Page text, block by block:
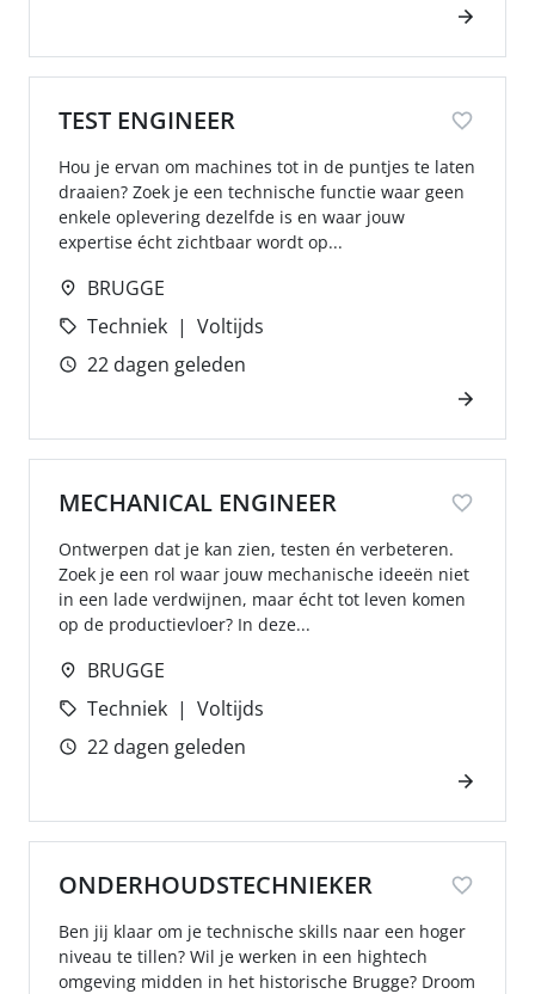
TEST ENGINEER
Hou je ervan om machines tot in de puntjes te laten
draaien? Zoek je een technische functie waar geen
enkele oplevering dezelfde is en waar jouw
expertise écht zichtbaar wordt op...
BRUGGE
Techniek
Voltijds
22 dagen geleden
MECHANICAL ENGINEER
Ontwerpen dat je kan zien, testen én verbeteren.
Zoek je een rol waar jouw mechanische ideeën niet
in een lade verdwijnen, maar écht tot leven komen
op de productievloer? In deze...
BRUGGE
Techniek
Voltijds
22 dagen geleden
ONDERHOUDSTECHNIEKER
Ben jij klaar om je technische skills naar een hoger
niveau te tillen? Wil je werken in een hightech
omgeving midden in het historische Brugge? Droom